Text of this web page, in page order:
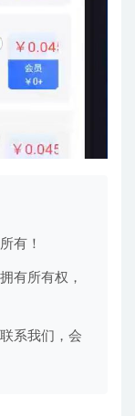
有！
有所有权，
系我们，会